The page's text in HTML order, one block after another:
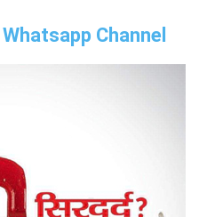
Channel